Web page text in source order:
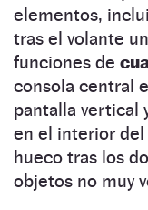
elementos,
tras el volante
funciones de
consola central
pantalla vertical
en el interior del
hueco tras los
objetos no muy